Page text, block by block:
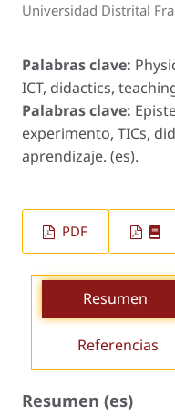
Universidad Distrital
Palabras clave:
ICT, didactics,
Palabras clave:
experimento, TICs,
aprendizaje. (es).
PDF
Resumen
Referencias
Resumen (es)